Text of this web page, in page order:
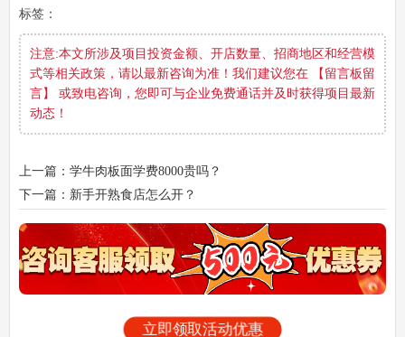
标签：
注意:本文所涉及项目投资金额、开店数量、招商地区和经营模
式等相关政策，请以最新咨询为准！我们建议您在 【留言板留
言】 或致电咨询，您即可与企业免费通话并及时获得项目最新
动态！
上一篇：学牛肉板面学费8000贵吗？
下一篇：新手开熟食店怎么开？
立即领取活动优惠